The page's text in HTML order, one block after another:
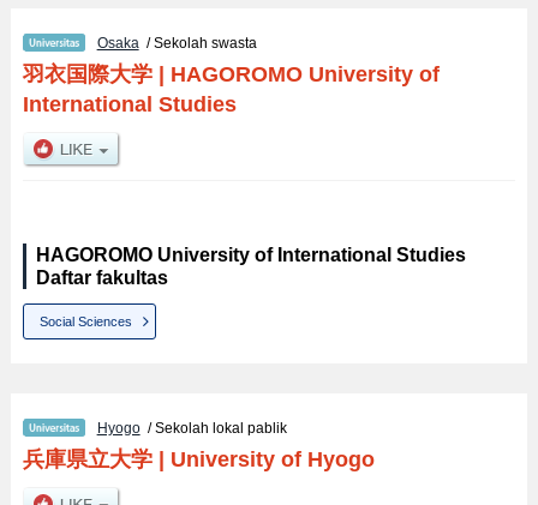
Osaka / Sekolah swasta
羽衣国際大学| HAGOROMO University of
International Studies
HAGOROMO University of International Studies
Daftar fakultas
Social Sciences
Hyogo/ Sekolah lokal pablik
兵庫県立大学| University of Hyogo